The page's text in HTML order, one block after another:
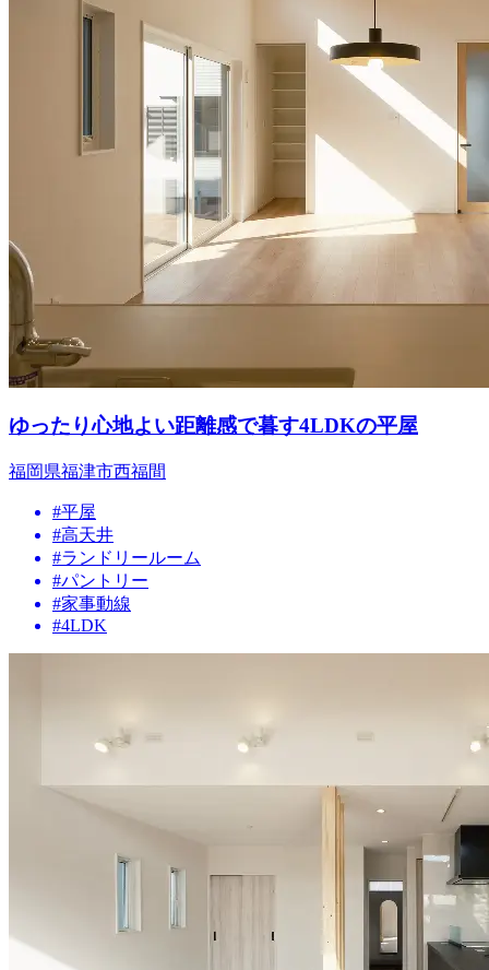
ゆったり心地よい距離感で暮す4LDKの平屋
福岡県福津市西福間
#平屋
#高天井
#ランドリールーム
#パントリー
#家事動線
#4LDK